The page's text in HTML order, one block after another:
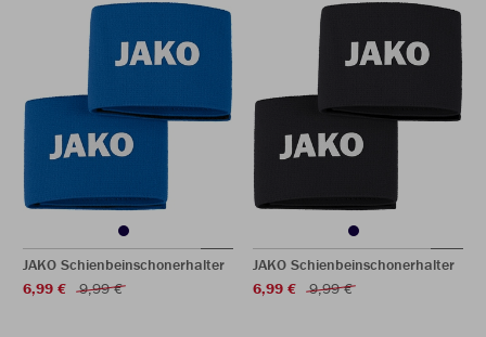
JAKO Schienbeinschonerhalter
6,99 €
9,99 €
JAKO Schienbeinschonerhalter
6,99 €
9,99 €